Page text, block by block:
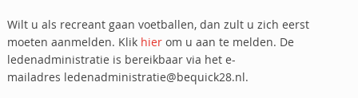
Wilt u als recreant gaan voetballen, dan zult u zich eerst
moeten aanmelden. Klik hierom u aan te melden. De
ledenadministratie is bereikbaar via het e-
mailadres ledenadministratie@bequick28.nl.